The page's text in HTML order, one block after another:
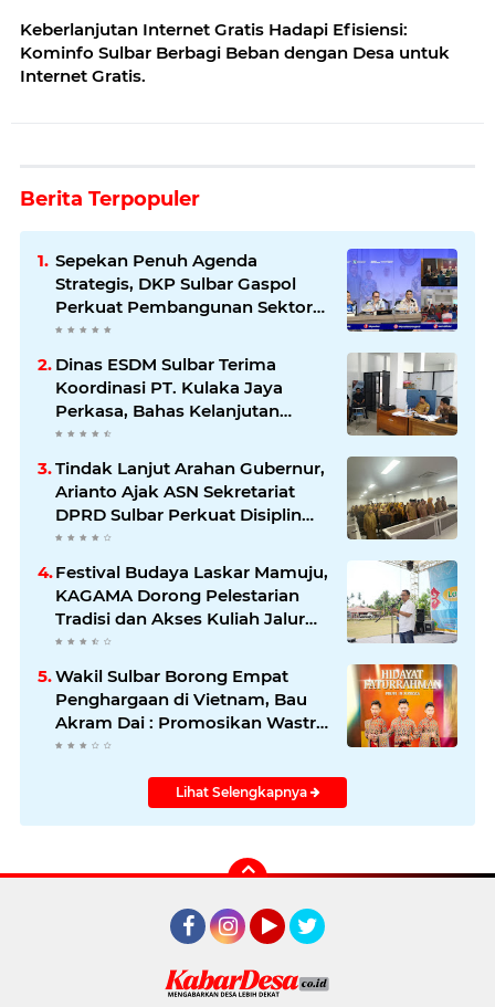
Keberlanjutan Internet Gratis Hadapi Efisiensi:
Kominfo Sulbar Berbagi Beban dengan Desa untuk
Internet Gratis.
Berita Terpopuler
Sepekan Penuh Agenda
Strategis, DKP Sulbar Gaspol
Perkuat Pembangunan Sektor
Kelautan dan Perikanan
Dinas ESDM Sulbar Terima
Koordinasi PT. Kulaka Jaya
Perkasa, Bahas Kelanjutan
Pengelolaan IUP
Tindak Lanjut Arahan Gubernur,
Arianto Ajak ASN Sekretariat
DPRD Sulbar Perkuat Disiplin
dan Profesionalisme
Festival Budaya Laskar Mamuju,
KAGAMA Dorong Pelestarian
Tradisi dan Akses Kuliah Jalur
Afirmasi di UGM
Wakil Sulbar Borong Empat
Penghargaan di Vietnam, Bau
Akram Dai : Promosikan Wastra
dan Budaya Sulawesi Barat ke
Lihat Selengkapnya